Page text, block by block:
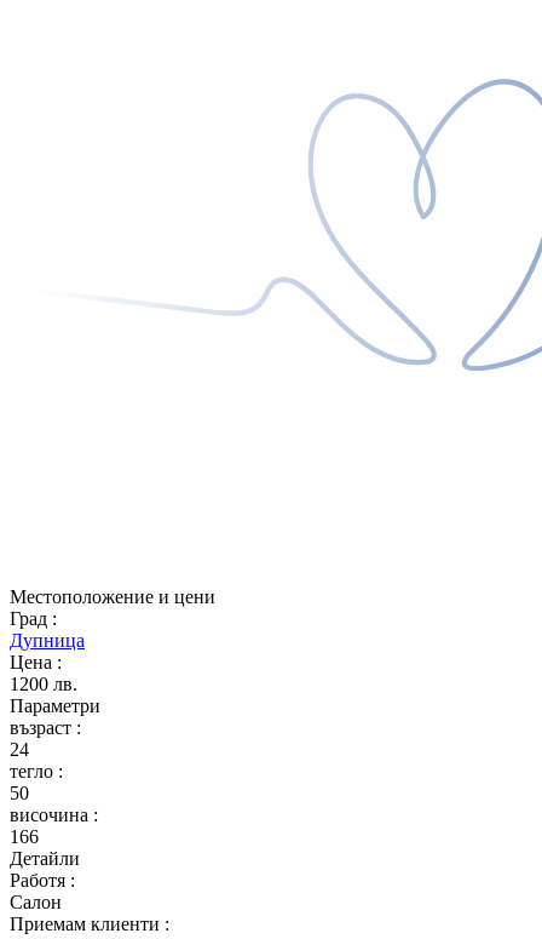
Местоположение и цени
Град :
Дупница
Цена :
1200 лв.
Параметри
възраст :
24
тегло :
50
височина :
166
Детайли
Работя :
Салон
Приемам клиенти :